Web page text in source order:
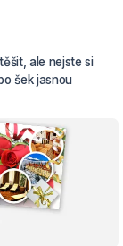
ale nejste si
šek jasnou